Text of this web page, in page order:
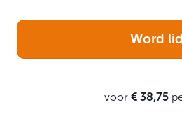
Word lid
voor € 38,75